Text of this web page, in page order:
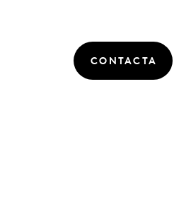
CONTACTA